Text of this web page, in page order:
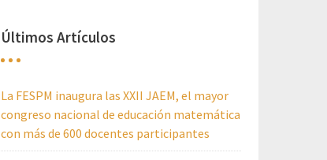
Últimos Artículos
La FESPM inaugura las XXII JAEM, el mayor
congreso nacional de educación matemática
con más de 600 docentes participantes